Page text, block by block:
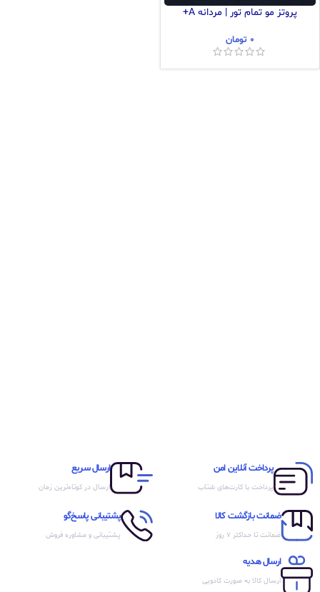
پروتز مو تمام تور | مردانه A+
0 تومان
پرداخت آنلاین امن
پرداخت با کارت‌های شتاب
ارسال سریع
ارسال در کوتاه‌ترین زمان
ضمانت بازگشت کالا
ضمانت تا حداکثر ۷ روز
پشتیبانی پاسخ‌گو
پشتیبانی و مشاوره فروش
ارسال هدیه
ارسال کالا به صورت کادویی